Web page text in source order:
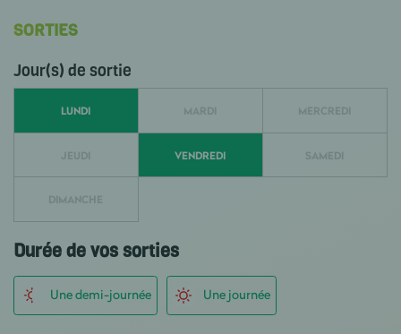
SORTIES
Jour(s) de sortie
LUNDI MARDI MERCREDI
JEUDI VENDREDI SAMEDI
DIMANCHE
Durée de vos sorties
Une demi-journée Une journée